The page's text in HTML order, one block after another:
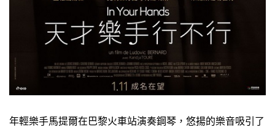
年輕樂手馬提爾在巴黎火車站演奏鋼琴，悠揚的樂音吸引了